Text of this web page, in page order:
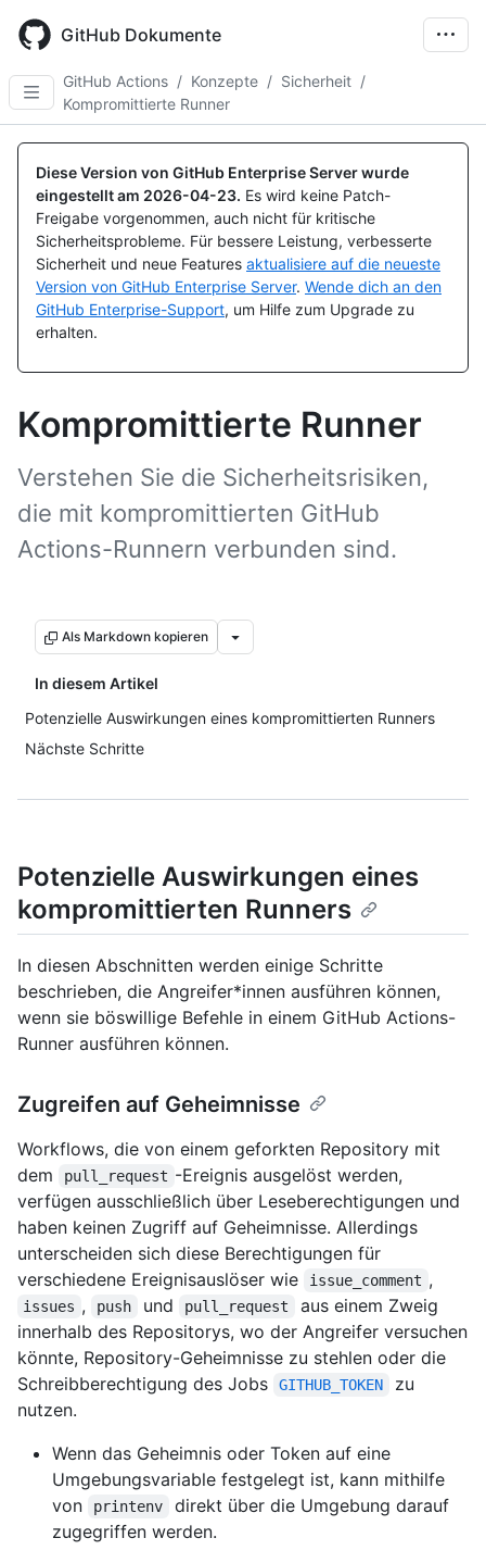
main
content
GitHub Dokumente
GitHub Actions / Konzepte / Sicherheit /
Kompromittierte Runner
Diese Version von GitHub Enterprise Server wurde
eingestellt am 2026-04-23. Es wird keine Patch-
Freigabe vorgenommen, auch nicht für kritische
Sicherheitsprobleme. Für bessere Leistung, verbesserte
Sicherheit und neue Features aktualisiere auf die neueste
Version von GitHub Enterprise Server. Wende dich an den
GitHub Enterprise-Support, um Hilfe zum Upgrade zu
erhalten.
Kompromittierte Runner
Verstehen Sie die Sicherheitsrisiken,
die mit kompromittierten GitHub
Actions-Runnern verbunden sind.
Als Markdown kopieren
In diesem Artikel
Potenzielle Auswirkungen eines kompromittierten Runners
Nächste Schritte
Potenzielle Auswirkungen eines
kompromittierten Runners
In diesen Abschnitten werden einige Schritte
beschrieben, die Angreifer*innen ausführen können,
wenn sie böswillige Befehle in einem GitHub Actions-
Runner ausführen können.
Zugreifen auf Geheimnisse
Workflows, die von einem geforkten Repository mit
dem
pull_request -Ereignis ausgelöst werden,
verfügen ausschließlich über Leseberechtigungen und
haben keinen Zugriff auf Geheimnisse. Allerdings
unterscheiden sich diese Berechtigungen für
verschiedene Ereignisauslöser wie
issue_comment ,
issues , push und pull_request
aus einem Zweig
innerhalb des Repositorys, wo der Angreifer versuchen
könnte, Repository-Geheimnisse zu stehlen oder die
Schreibberechtigung des Jobs
GITHUB_TOKEN
zu
nutzen.
Wenn das Geheimnis oder Token auf eine
Umgebungsvariable festgelegt ist, kann mithilfe
von
printenv
direkt über die Umgebung darauf
zugegriffen werden.